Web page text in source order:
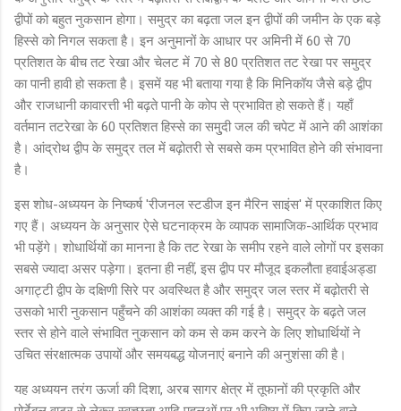
द्वीपों को बहुत नुकसान होगा। समुद्र का बढ़ता जल इन द्वीपों की जमीन के एक बड़े
हिस्से को निगल सकता है। इन अनुमानों के आधार पर अमिनी में 60 से 70
प्रतिशत के बीच तट रेखा और चेलट में 70 से 80 प्रतिशत तट रेखा पर समुद्र
का पानी हावी हो सकता है। इसमें यह भी बताया गया है कि मिनिकॉय जैसे बड़े द्वीप
और राजधानी कावारत्ती भी बढ़ते पानी के कोप से प्रभावित हो सकते हैं। यहाँ
वर्तमान तटरेखा के 60 प्रतिशत हिस्से का समु्दी जल की चपेट में आने की आशंका
है। आंद्रोथ द्वीप के समुद्र तल में बढ़ोतरी से सबसे कम प्रभावित होने की संभावना
है।
इस शोध-अध्ययन के निष्कर्ष 'रीजनल स्टडीज इन मैरिन साइंस' में प्रकाशित किए
गए हैं। अध्ययन के अनुसार ऐसे घटनाक्रम के व्यापक सामाजिक-आर्थिक प्रभाव
भी पड़ेंगे। शोधार्थियों का मानना है कि तट रेखा के समीप रहने वाले लोगों पर इसका
सबसे ज्यादा असर पड़ेगा। इतना ही नहीं, इस द्वीप पर मौजूद इकलौता हवाईअड्डा
अगाट्टी द्वीप के दक्षिणी सिरे पर अवस्थित है और समुद्र जल स्तर में बढ़ोतरी से
उसको भारी नुकसान पहुँचने की आशंका व्यक्त की गई है। समुद्र के बढ़ते जल
स्तर से होने वाले संभावित नुकसान को कम से कम करने के लिए शोधार्थियों ने
उचित संरक्षात्मक उपायों और समयबद्ध योजनाएं बनाने की अनुशंसा की है।
यह अध्ययन तरंग ऊर्जा की दिशा, अरब सागर क्षेत्र में तूफानों की प्रकृति और